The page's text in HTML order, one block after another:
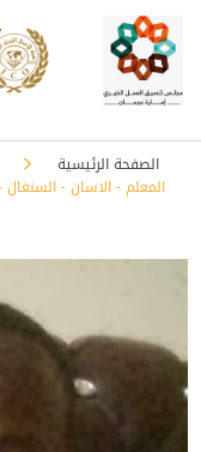
الصفحة الرئيسية
المعلم - الاسان - السنغال -